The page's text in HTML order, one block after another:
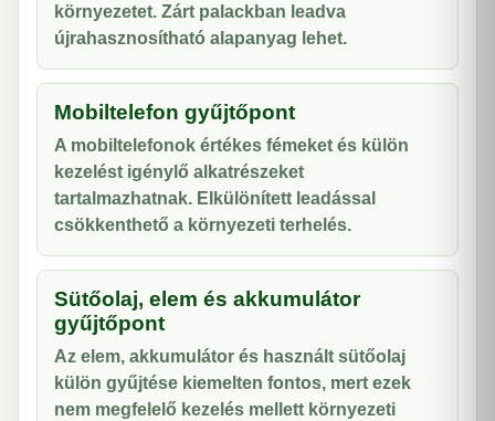
környezetet. Zárt palackban leadva
újrahasznosítható alapanyag lehet.
Mobiltelefon gyűjtőpont
A mobiltelefonok értékes fémeket és külön
kezelést igénylő alkatrészeket
tartalmazhatnak. Elkülönített leadással
csökkenthető a környezeti terhelés.
Sütőolaj, elem és akkumulátor
gyűjtőpont
Az elem, akkumulátor és használt sütőolaj
külön gyűjtése kiemelten fontos, mert ezek
nem megfelelő kezelés mellett környezeti